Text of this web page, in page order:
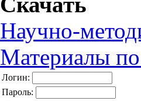
Научно-
Материалы
Логин:
Пароль: